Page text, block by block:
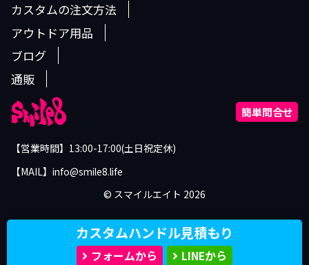
カスタムハンドル見積もり
フォームから LINEから
カスタムの注文方法
アウトドア用品
ブログ
通販
簡単問合せ
【営業時間】13:00-17:00(土日祝定休)
【MAIL】info@smile8.life
©︎ スマイルエイト 2026